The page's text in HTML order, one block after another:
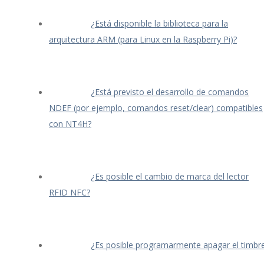
¿Está disponible la biblioteca para la
arquitectura ARM (para Linux en la Raspberry Pi)?
¿Está previsto el desarrollo de comandos
NDEF (por ejemplo, comandos reset/clear) compatibles
con NT4H?
¿Es posible el cambio de marca del lector
RFID NFC?
¿Es posible programarmente apagar el